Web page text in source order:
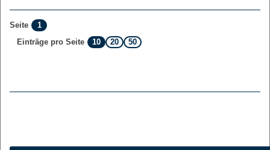
Seite
1
Einträge pro Seite
10 20 50